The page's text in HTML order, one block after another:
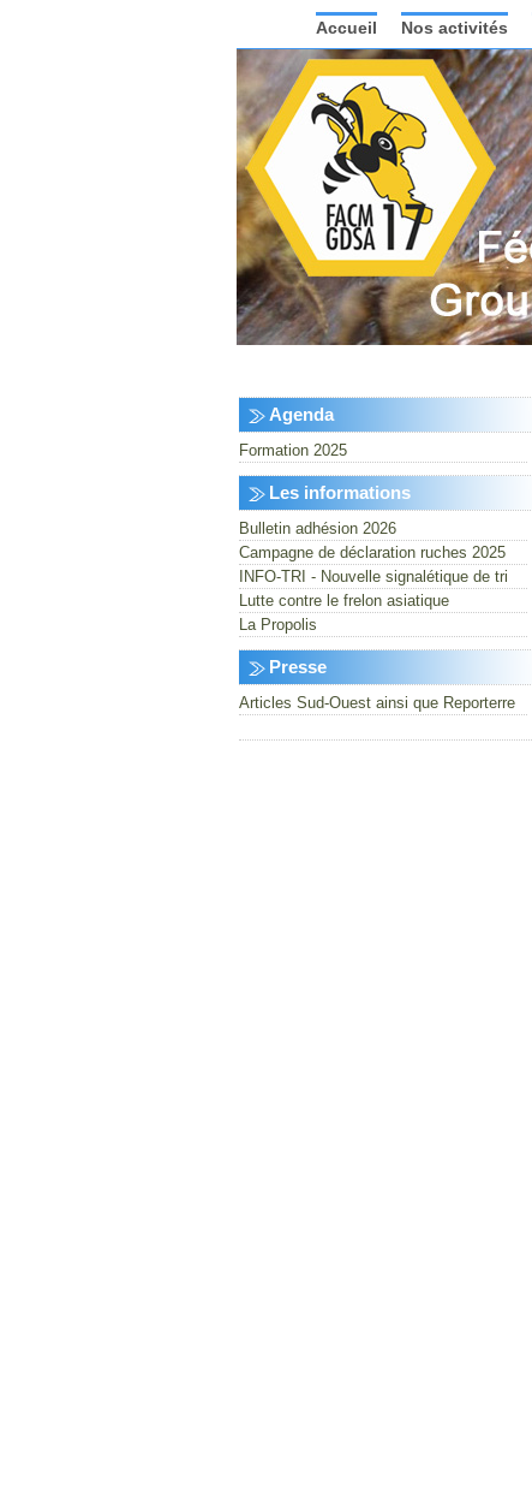
Nos activités
Accueil
Agenda
Formation 2025
Les informations
Bulletin adhésion 2026
Campagne de déclaration ruches 2025
INFO-TRI - Nouvelle signalétique de tri
Lutte contre le frelon asiatique
La Propolis
Presse
Articles Sud-Ouest ainsi que Reporterre